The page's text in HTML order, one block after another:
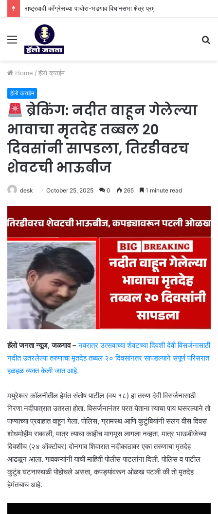
Menu
Home / ⁠हॅलो क्राईम
⁠हॅलो क्राईम
ब्रेकिंग: नदीत वाहून गेलेल्या
भावाचा मृतदेह तब्बल २०
दिवसांनी सापडला, तिरडीवरच
शेवटची भाऊबीज
desk October 25, 2025 0 265 1 minute read
हॅलो जनता न्यूज, जळगाव – नवरात्र उत्सवाच्या शेवटच्या दिवशी देवी विसर्जनासाठी
नदीत उतरलेल्या तरुणाचा मृतदेह तब्बल २० दिवसांनंतर सापडल्याने संपूर्ण परिसरात
हळहळ व्यक्त केली जात आहे.
मयुरेश्वर कॉलनीतील हेमंत संतोष पाटील (वय १८) हा तरुण देवी विसर्जनासाठी
गिरणा नदीपात्रात उतरला होता. विसर्जनानंतर परत येताना त्याचा पाय घसरल्याने तो
पाण्याच्या प्रवाहात वाहून गेला. पोलिस, ग्रामस्थ आणि कुटुंबियांनी सलग वीस दिवस
शोधमोहीम राबवली, मात्र त्याचा काहीच मागमूस लागला नव्हता. मात्र भाऊबीजेच्या
दिवशीच (२४ ऑक्टोबर) दोनगाव शिवारात नदीकाठावर एका तरुणाचा मृतदेह
आढळून आला. गावकऱ्यांनी याची माहिती पोलीस पाटलांना दिली. पोलिस व पाटील
कुटुंब घटनास्थळी पोहोचले असता, कपड्यांवरून ओळख पटली की तो मृतदेह
हेमंतचाच आहे.